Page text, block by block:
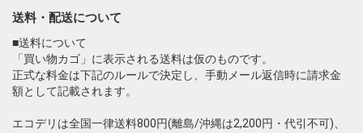
送料・配送について
■送料について
「買い物カゴ」に表示される送料は仮のものです。
正式な料金は下記のルールで決定し、手動メール返信時に請求金
額として記載されます。
エコデリは全国一律送料800円(離島/沖縄は2,200円・代引不可)、